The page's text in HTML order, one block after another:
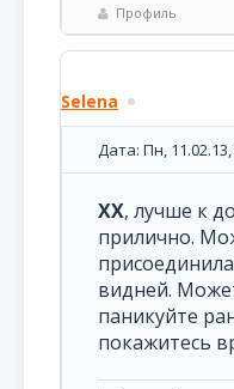
Профиль
Selena
Дата: Пн,
XX, лучше к
прилично.
видней.
паникуйте
покажитесь